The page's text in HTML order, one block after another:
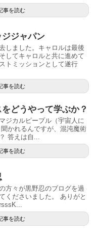
事を読む
ジャパン
しました。キャロルは最後
してキャロルと共に進めて
トミッションとして遂行
事を読む
どうやって学ぶか？
ジカルピープル（宇宙人に
かれるんですが、混沌魔術
答えは自...
事を読む
方々が黒野忍のブログを過
くださいました。 ありがと
事を読む